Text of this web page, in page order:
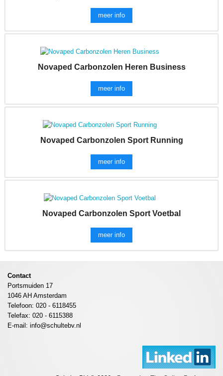
meer info
Novaped Carbonzolen Heren Business
meer info
Novaped Carbonzolen Sport Running
meer info
Novaped Carbonzolen Sport Voetbal
meer info
Contact
Portsmuiden 17
1046 AH Amsterdam
Telefoon: 020 - 6118455
Telefax: 020 - 6115388
E-mail: info@schultebv.nl